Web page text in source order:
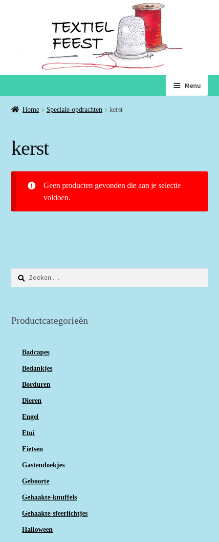
naar
de
Menu
Home
Voorwaarden
Over ons
Home Speciale-opdrachten kerst
kerst
Geen producten gevonden die aan je selectie
voldoen.
naar:
Productcategorieën
Badcapes
Bedankjes
Borduren
Dieren
Engel
Etui
Fietsen
Gastendoekjes
Geboorte
Gehaakte-knuffels
Gehaakte-sfeerlichtjes
Halloween